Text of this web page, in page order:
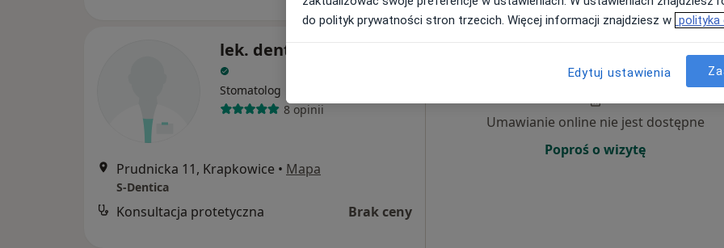
lek. dent. Donat Mayer
Stomatolog
8 opinii
Prudnicka 11, Krapkowice • Mapa
S-Dentica
Konsultacja protetyczna Brak ceny
8 Sie 9 Sie 10 Sie
Umawianie online nie jest dostępne
Poproś o wizytę
do polityk prywatności stron trzecich. Więcej informacji znajdziesz w polityka
Edytuj ustawienia